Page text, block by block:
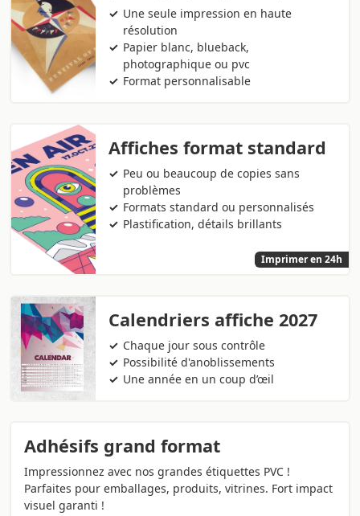
Une seule impression en haute
résolution
Papier blanc, blueback,
photographique ou pvc
Format personnalisable
Affiches format standard
Peu ou beaucoup de copies sans
problèmes
Formats standard ou personnalisés
Plastification, détails brillants
Imprimer en 24h
Calendriers affiche 2027
Chaque jour sous contrôle
Possibilité d'anoblissements
Une année en un coup d’œil
Adhésifs grand format
Impressionnez avec nos grandes étiquettes PVC !
Parfaites pour emballages, produits, vitrines. Fort impact
visuel garanti !